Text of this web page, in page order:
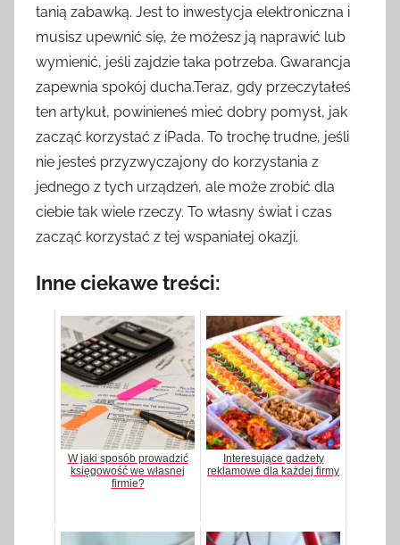
tanią zabawką. Jest to inwestycja elektroniczna i
musisz upewnić się, że możesz ją naprawić lub
wymienić, jeśli zajdzie taka potrzeba. Gwarancja
zapewnia spokój ducha.Teraz, gdy przeczytałeś
ten artykuł, powinieneś mieć dobry pomysł, jak
zacząć korzystać z iPada. To trochę trudne, jeśli
nie jesteś przyzwyczajony do korzystania z
jednego z tych urządzeń, ale może zrobić dla
ciebie tak wiele rzeczy. To własny świat i czas
zacząć korzystać z tej wspaniałej okazji.
Inne ciekawe treści:
W jaki sposób prowadzić
księgowość we własnej
firmie?
Interesujące gadżety
reklamowe dla każdej firmy